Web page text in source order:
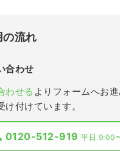
の流れ
合わせ
わせる よりフォームへお
け付けています。
0120-512-919平日 9:00